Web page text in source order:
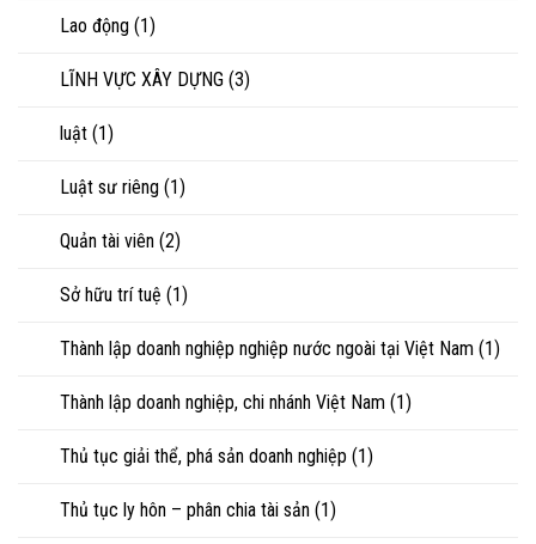
Lao động (1)
LĨNH VỰC XÂY DỰNG (3)
luật (1)
Luật sư riêng (1)
Quản tài viên (2)
Sở hữu trí tuệ (1)
Thành lập doanh nghiệp nghiệp nước ngoài tại Việt Nam (1)
Thành lập doanh nghiệp, chi nhánh Việt Nam (1)
Thủ tục giải thể, phá sản doanh nghiệp (1)
Thủ tục ly hôn – phân chia tài sản (1)